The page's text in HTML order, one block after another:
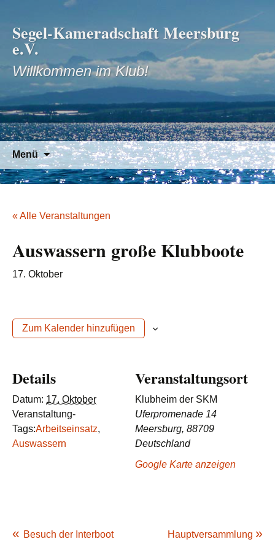
Segel-Kameradschaft Meersburg
e.V.
Willkommen im Klub!
Menü
Zum
Inhalt
springen
Suchen
nach:
« Alle Veranstaltungen
Auswassern große Klubboote
17. Oktober
Zum Kalender hinzufügen
Details
Datum: 17. Oktober
Veranstaltung-
Tags:Arbeitseinsatz,
Auswassern
Veranstaltungsort
Klubheim der SKM
Uferpromenade 14
Meersburg, 88709
Deutschland
Google Karte anzeigen
Besuch der Interboot Hauptversammlung